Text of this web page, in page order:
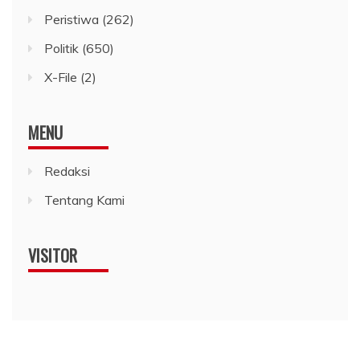
Peristiwa (262)
Politik (650)
X-File (2)
MENU
Redaksi
Tentang Kami
VISITOR